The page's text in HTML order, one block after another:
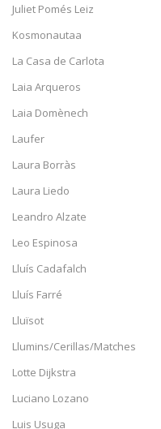
Juliet Pomés Leiz
Kosmonautaa
La Casa de Carlota
Laia Arqueros
Laia Domènech
Laufer
Laura Borràs
Laura Liedo
Leandro Alzate
Leo Espinosa
Lluís Cadafalch
Lluís Farré
Lluïsot
Llumins/Cerillas/Matches
Lotte Dijkstra
Luciano Lozano
Luis Usuga